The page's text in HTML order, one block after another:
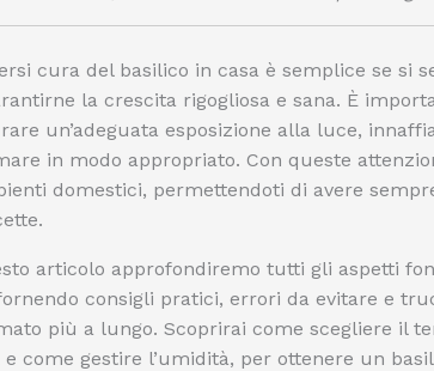
cura del basilico in casa è semplice se si
la crescita rigogliosa e sana. È
un’adeguata esposizione alla luce,
in modo appropriato. Con queste
domestici, permettendoti di avere
articolo approfondiremo tutti gli aspetti
consigli pratici, errori da evitare e
più a lungo. Scoprirai come scegliere il
e come gestire l’umidità, per ottenere un